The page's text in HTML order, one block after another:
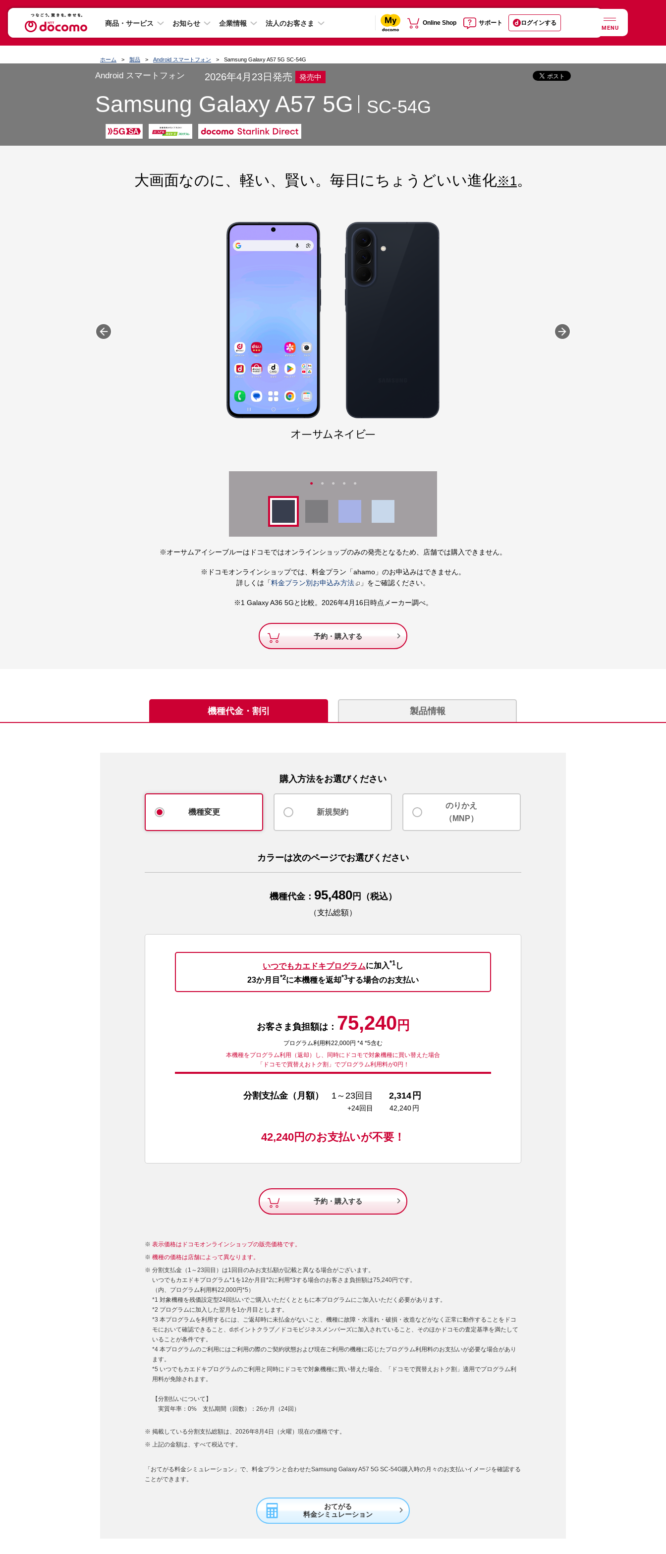
商品・サービス お知らせ 企業情報 法人のお客さま Online Shop サポート ログインする
MENU
ホーム 製品 Android スマートフォン Samsung Galaxy A57 5G SC-54G
Android スマートフォン 2026年4月23日発売 発売中
Samsung Galaxy A57 5G SC-54G
大画面なのに、軽い、賢い。 毎日にちょうどいい進化※1。
※オーサムアイシーブルーはドコモではオンラインショップのみの発売となるため、店舗では購入できません。
※ドコモオンラインショップでは、料金プラン「ahamo」のお申込みはできません。
詳しくは「料金プラン別お申込み方法 」をご確認ください。
※1 Galaxy A36 5Gと比較。2026年4月16日時点メーカー調べ。
予約・購入する 
機種代金・割引 製品情報
購入方法をお選びください
機種変更 新規契約
のりかえ
（MNP）
カラーは次のページでお選びください
機種代金： 95,480円（税込）
（支払総額）
いつでもカエドキプログラムに加入*1 し
23か月目 *2に本機種を返却*3する場合のお支払い
お客さま負担額は： 75,240 円
プログラム利用料22,000円 *4 *5含む
本機種をプログラム利用（返却）し、同時にドコモで対象機種に買い替えた場合
「ドコモで買替えおトク割」でプログラム利用料が0円！
分割支払金（月額） 1～23回目 2,314 円
+24回目 42,240 円
42,240円のお支払いが不要！
予約・購入する 
表示価格はドコモオンラインショップの販売価格です。
機種の価格は店舗によって異なります。
分割支払金（1～23回目）は1回目のみお支払額が記載と異なる場合がございます。
いつでもカエドキプログラム*1を12か月目*2に利用*3する場合のお客さま負担額は75,240円です。
（内、プログラム利用料22,000円*5）
*1 対象機種を残価設定型24回払いでご購入いただくとともに本プログラムにご加入いただく必要があります。
*2 プログラムに加入した翌月を1か月目とします。
*3 本プログラムを利用するには、ご返却時に未払金がないこと、機種に故障・水濡れ・破損・改造などがなく正常に動作することをドコ
モにおいて確認できること、dポイントクラブ／ドコモビジネスメンバーズに加入されていること、そのほかドコモの査定基準を満たして
いることが条件です。
*4 本プログラムのご利用にはご利用の際のご契約状態および現在ご利用の機種に応じたプログラム利用料のお支払いが必要な場合があり
ます。
*5 いつでもカエドキプログラムのご利用と同時にドコモで対象機種に買い替えた場合、「ドコモで買替えおトク割」適用でプログラム利
用料が免除されます。
【分割払いについて】
実質年率：0% 支払期間（回数）：26か月（24回）
掲載している分割支払総額は、2026年8月4日（火曜）現在の価格です。
上記の金額は、すべて税込です。
「おてがる料金シミュレーション」で、料金プランと合わせたSamsung Galaxy A57 5G SC-54G購入時の月々のお支払いイメージを確認する
ことができます。
おてがる
料金シミュレーション
